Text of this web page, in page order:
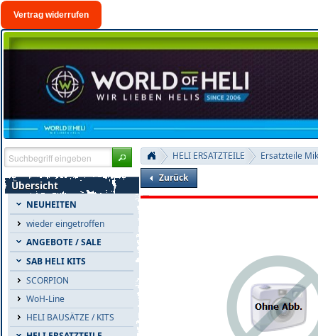
Vertrag widerrufen
Übersicht
NEUHEITEN
wieder eingetroffen
ANGEBOTE / SALE
SAB HELI KITS
SCORPION
WoH-Line
HELI BAUSÄTZE / KITS
HELI ERSATZTEILE
Ersatzteile
Zurück